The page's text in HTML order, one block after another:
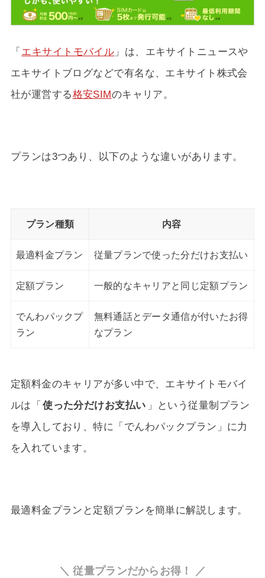
「 エキサイトモバイル 」は、エキサイトニュースや
エキサイトブログなどで有名な、エキサイト株式会
社が運営する格安SIMのキャリア。
プランは3つあり、以下のような違いがあります。
プラン種類 内容
最適料金プラン 従量プランで使った分だけお支払い
定額プラン 一般的なキャリアと同じ定額プラン
でんわパックプ
ラン
無料通話とデータ通信が付いたお得
なプラン
定額料金のキャリアが多い中で、エキサイトモバイ
ルは「使った分だけお支払い 」という従量制プラン
を導入しており、特に「でんわパックプラン」に力
を入れています。
最適料金プランと定額プランを簡単に解説します。
＼ 従量プランだからお得！ ／